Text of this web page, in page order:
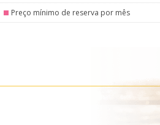
Preço mínimo de reserva por mês